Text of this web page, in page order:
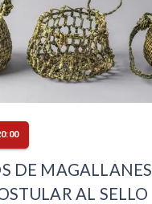
DE MAGALLANES
AL SELLO